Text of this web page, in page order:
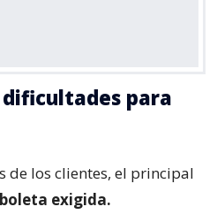
dificultades para
de los clientes, el principal
exigida.